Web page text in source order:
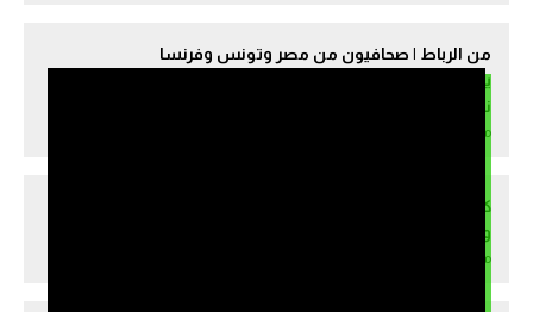
من الرباط | صحافيون من مصر وتونس وفرنسا
نيل اللقب
مند 7 أشهر
وبروز خطاب “اسكت عندنا ضيوف!”
مند 7 أشهر